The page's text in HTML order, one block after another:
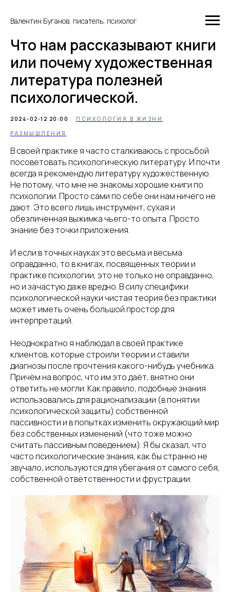
Валентин Буганов, писатель, психолог
Что нам рассказывают книги
или почему художественная
литература полезней
психологической.
2024-02-12 20:00
ПСИХОЛОГИЯ В ЖИЗНИ
РАЗМЫШЛЕНИЯ
В своей практике я часто сталкиваюсь с просьбой
посоветовать психологическую литературу. И почти
всегда я рекомендую литературу художественную.
Не потому, что мне не знакомы хорошие книги по
психологии. Просто сами по себе они нам ничего не
дают. Это всего лишь инструмент, сухая и
обезличенная выжимка чьего-то опыта. Просто
знание без точки приложения.
И если в точных науках это весьма и весьма
оправданно, то в книгах, посвященных теории и
практике психологии, это не только не оправданно,
но и зачастую даже вредно. В силу специфики
психологической науки чистая теория без практики
может иметь очень большой простор для
интерпретаций.
Неоднократно я наблюдал в своей практике
клиентов, которые строили теории и ставили
диагнозы после прочтения какого-нибудь учебника.
Причём на вопрос, что им это даёт, внятно они
ответить не могли. Как правило, подобные знания
использовались для рационализации (в понятии
психологической защиты) собственной
пассивности и в попытках изменить окружающий мир
без собственных изменений (что тоже можно
считать пассивным поведением). Я бы сказал, что
часто психологические знания, как бы странно не
звучало, используются для убегания от самого себя,
собственной ответственности и фрустрации.